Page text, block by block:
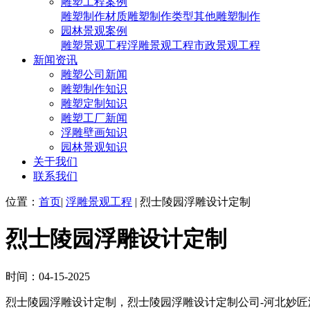
雕塑制作材质雕塑制作类型其他雕塑制作
园林景观案例
雕塑景观工程浮雕景观工程市政景观工程
新闻资讯
雕塑公司新闻
雕塑制作知识
雕塑定制知识
雕塑工厂新闻
浮雕壁画知识
园林景观知识
关于我们
联系我们
位置： 首页| 浮雕景观工程 | 烈士陵园浮雕设计定制
烈士陵园浮雕设计定制
时间：04-15-2025
烈士陵园浮雕设计定制，烈士陵园浮雕设计定制公司-河北妙匠